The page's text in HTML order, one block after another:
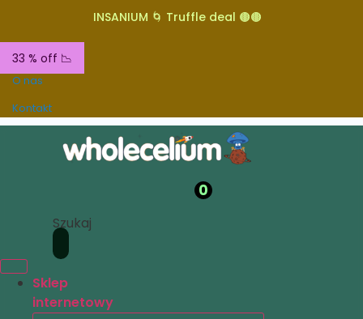
INSANIUM 🌀 Truffle deal 🟤🟤
33 % off 📉
O nas
Kontakt
0
Szukaj
Sklep
internetowy